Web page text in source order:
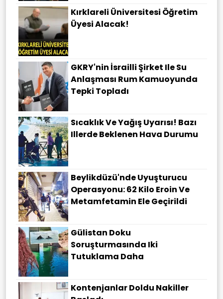
Kırklareli Üniversitesi Öğretim
Üyesi Alacak!
GKRY'nin İsrailli Şirket Ile Su
Anlaşması Rum Kamuoyunda
Tepki Topladı
Sıcaklık Ve Yağış Uyarısı! Bazı
Illerde Beklenen Hava Durumu
Beylikdüzü'nde Uyuşturucu
Operasyonu: 62 Kilo Eroin Ve
Metamfetamin Ele Geçirildi
Gülistan Doku
Soruşturmasında Iki
Tutuklama Daha
Kontenjanlar Doldu Nakiller